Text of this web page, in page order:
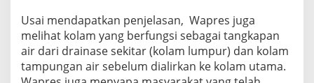
n
s
i
M
a
Usai mendapatkan penjelasan, Wapres juga
melihat kolam yang berfungsi sebagai tangkapan
air dari drainase sekitar (kolam lumpur) dan kolam
tampungan air sebelum dialirkan ke kolam utama.